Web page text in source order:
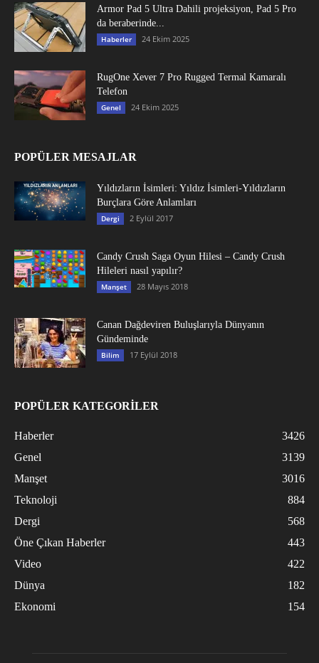
Armor Pad 5 Ultra Dahili projeksiyon, Pad 5 Pro
da beraberinde...
Haberler 24 Ekim 2025
RugOne Xever 7 Pro Rugged Termal Kamaralı
Telefon
Genel 24 Ekim 2025
POPÜLER MESAJLAR
Yıldızların İsimleri: Yıldız İsimleri-Yıldızların
Burçlara Göre Anlamları
Dergi 2 Eylül 2017
Candy Crush Saga Oyun Hilesi – Candy Crush
Hileleri nasıl yapılır?
Manşet 28 Mayıs 2018
Canan Dağdeviren Buluşlarıyla Dünyanın
Gündeminde
Bilim 17 Eylül 2018
POPÜLER KATEGORİLER
Haberler
3426
Genel
3139
Manşet
3016
Teknoloji
884
Dergi
568
Öne Çıkan Haberler
443
Video
422
Dünya
182
Ekonomi
154